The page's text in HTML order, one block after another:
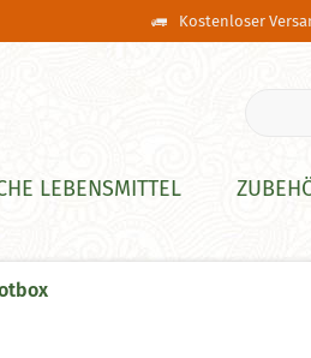
Kostenloser
LEBENSMITTEL